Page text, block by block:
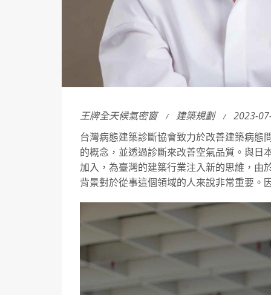
王牌全天候氣密窗 建築規劃
2023-
台灣病態建築診斷協會致力於改善建築病
的概念，並透過診斷來改善空氣品質。與日
加入，為臺灣的建築行業注入新的思維，由
背景對於從事這個領域的人來說非常重要。